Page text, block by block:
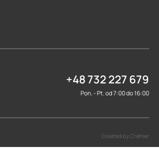
+48 732 227 679
Pon. - Pt. od 7:00 do 16:00
Created by Crehler